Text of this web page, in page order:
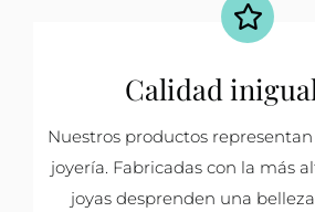
Calidad
Nuestros productos
joyería. Fabricadas con la más
joyas desprenden una